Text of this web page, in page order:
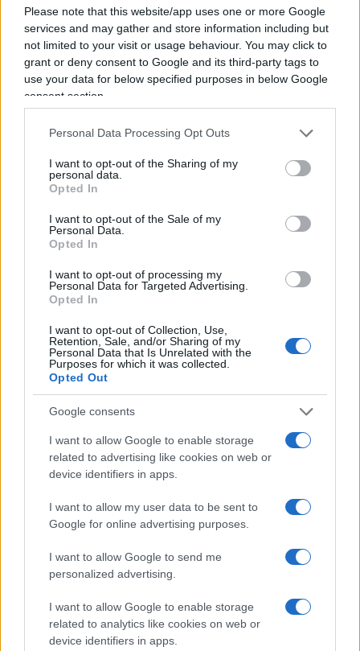
Please note that this website/app uses one or more Google
services and may gather and store information including but
not limited to your visit or usage behaviour. You may click to
grant or deny consent to Google and its third-party tags to
use your data for below specified purposes in below Google
consent section.
Personal Data Processing Opt Outs
I want to opt-out of the Sharing of my
personal data.
Opted In
I want to opt-out of the Sale of my
Personal Data.
Opted In
I want to opt-out of processing my
Personal Data for Targeted Advertising.
Opted In
I want to opt-out of Collection, Use,
Retention, Sale, and/or Sharing of my
Personal Data that Is Unrelated with the
Purposes for which it was collected.
Opted Out
Google consents
I want to allow Google to enable storage
related to advertising like cookies on web or
device identifiers in apps.
I want to allow my user data to be sent to
Google for online advertising purposes.
I want to allow Google to send me
personalized advertising.
I want to allow Google to enable storage
related to analytics like cookies on web or
device identifiers in apps.
attenersi solamente alle procedure della
Protezione Civile.
Arcuri, quindi, risulterebbe ridimensionato nelle
sue funzioni, ma – lo ribadiamo – non si può
il nome di Guido Bertolaso, oggi consulente per
l’emergenza in Lombardia, non può essere
escluso a cuor leggero.
corrono.
In Israele, per esempio, si sfiora l’80 per cento
della popolazione vaccinata con un tasso di
positivi crollato di oltre il 94 per cento. Negli Stati
Uniti, qualche giorno fa sono state superate le 50
milioni di dosi somministrate, con 37 milioni di
persone che ne hanno ricevuta almeno una.
Nel Regno Unito, i vaccinati sono più di 15 milioni.
Già un quarto della popolazione londinese è
immune e Boris Johnson si prepara alla riapertura
di tutto il Paese a Pasqua. Entro primavera
toccherà anche agli over 50, il che significherà
aver messo al riparo circa il 95 per cento delle
categorie più a rischio. Dal periodo primaverile in